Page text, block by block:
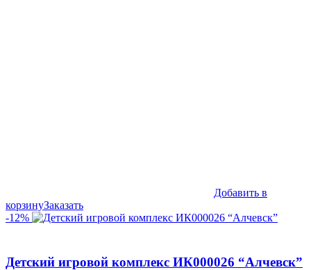
Добавить в
корзинуЗаказать
-12%
Детский игровой комплекс ИК000026 “Алчевск”